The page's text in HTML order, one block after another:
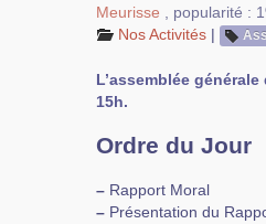
Meurisse
popularité :
Nos Activités |
L’assemblée
15h.
Ordre du Jour
– Rapport Moral
– Présentation du